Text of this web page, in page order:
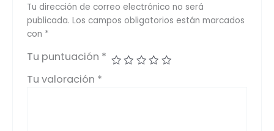
Tu dirección de correo electrónico no será
publicada. Los campos obligatorios están marcados
con *
Tu puntuación *
Tu valoración *